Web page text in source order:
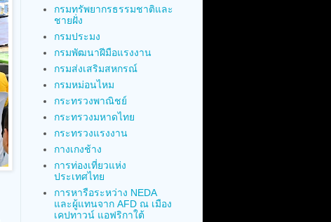
กรมทรัพยากรธรรมชาติและ
ชายฝั่ง
กรมประมง
กรมพัฒนาฝีมือแรงงาน
กรมส่งเสริมสหกรณ์
กรมหม่อนไหม
กระทรวงพาณิชย์
กระทรวงมหาดไทย
กระทรวงแรงงาน
กางเกงช้าง
การท่องเที่ยวแห่ง
ประเทศไทย
การหารือระหว่าง NEDA
และผู้แทนจาก AFD ณ เมือง
เคปทาวน์ แอฟริกาใต้